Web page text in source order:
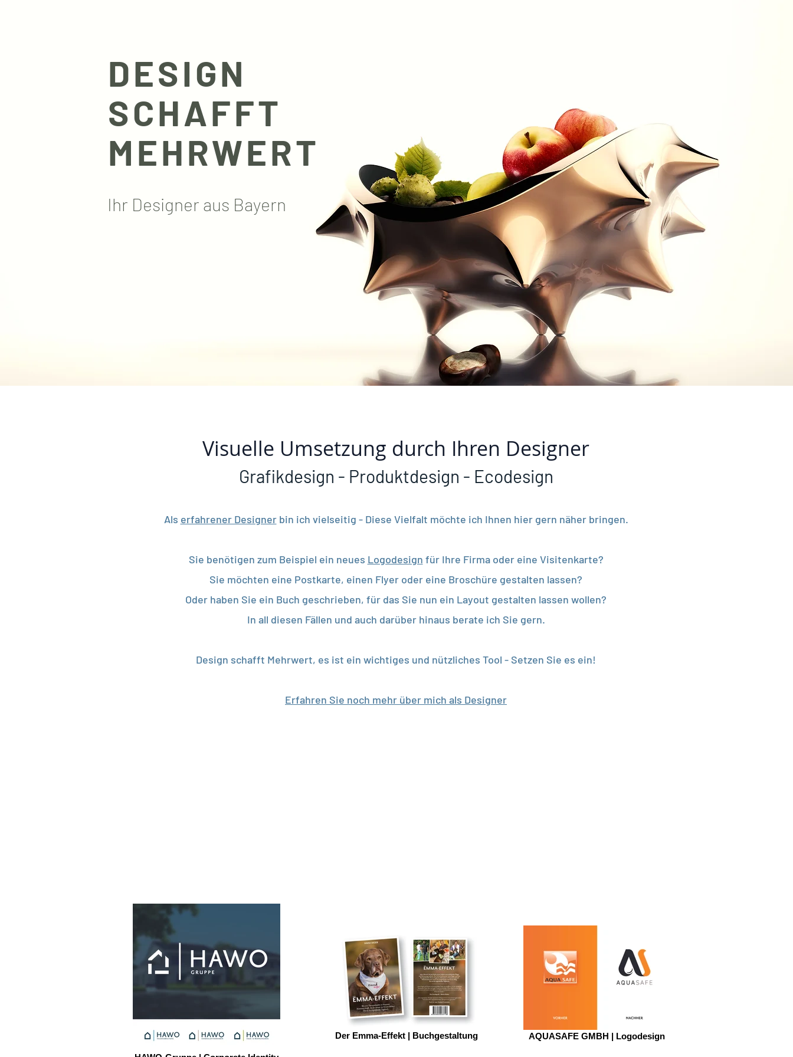
DESIGN
SCHAFFT
MEHRWERT
Ihr Designer aus Bayern
Visuelle Umsetzung durch Ihren Designer
Grafikdesign - Produktdesign - Ecodesign
Als erfahrener Designerbin ich vielseitig - Diese Vielfalt möchte ich Ihnen hier gern näher bringen.
Sie benötigen zum Beispiel ein neues Logodesign für Ihre Firma oder eine Visitenkarte?
Sie möchten eine Postkarte, einen Flyer oder eine Broschüre gestalten lassen?
Oder haben Sie ein Buch geschrieben, für das Sie nun ein Layout gestalten lassen wollen?
In all diesen Fällen und auch darüber hinaus berate ich Sie gern.
Design schafft Mehrwert, es ist ein wichtiges und nützliches Tool - Setzen Sie es ein!
Erfahren Sie noch mehr über mich als Designer
Der Emma-Effekt | Buchgestaltung AQUASAFE GMBH | Logodesign